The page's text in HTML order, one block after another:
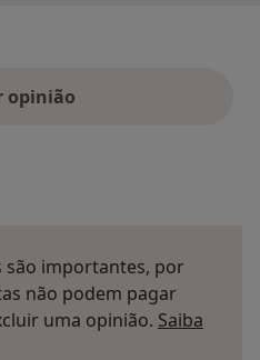
opinião
são importantes, por
não podem pagar
uma opinião. Saiba